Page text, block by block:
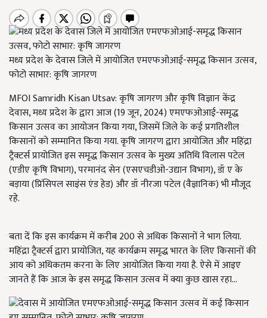
मध्य प्रदेश के देवास जिले में आयोजित एमएफओआई-समृद्ध किसान उत्सव,
फोटो साभार: कृषि जागरण
MFOI Samridh Kisan Utsav: कृषि जागरण और कृषि विज्ञान केंद्र
देवास, मध्य प्रदेश के द्वारा आज (19 जून, 2024) एमएफओआई-समृद्ध
किसान उत्सव का आयोजन किया गया, जिसमें जिले के कई प्रगतिशील
किसानों को सम्मानित किया गया. कृषि जागरण द्वारा आयोजित और महिंद्रा
ट्रैक्टर्स प्रायोजित इस समृद्ध किसान उत्सव के मुख्य अतिथि विलास पटेल
(एडीए कृषि विभाग), परमानंद सेन (एसएचडीओ-उद्यान विभाग), डॉ ए के
बड़ाया (प्रिंसिपल साइंस एंड हेड) और डॉ नीरजा पटेल (वैज्ञानिक) भी मौजूद
रहे.
बता दें कि इस कार्यक्रम में करीब 200 से अधिक किसानों ने भाग लिया.
महिंद्रा ट्रैक्टर्स द्वारा प्रायोजित, यह कार्यक्रम समृद्ध भारत के लिए किसानों की
आय को अधिकतम करना के लिए आयोजित किया गया है. ऐसे में आइए
जानते हैं कि आज के इस समृद्ध किसान उत्सव में क्या कुछ खास रहा...